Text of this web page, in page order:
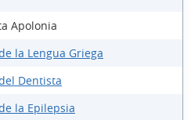
Apolonia
la Lengua Griega
Dentista
la Epilepsia